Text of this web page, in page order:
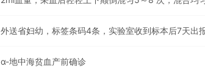
外送省妇幼，标签条码4条，实验室收到标本后7天出
α-地中海贫血产前确诊